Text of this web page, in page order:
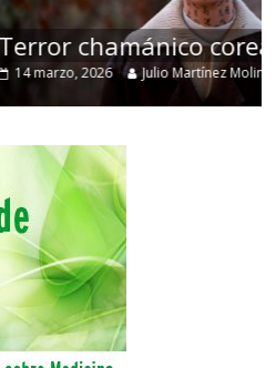
coreano
Molina 0